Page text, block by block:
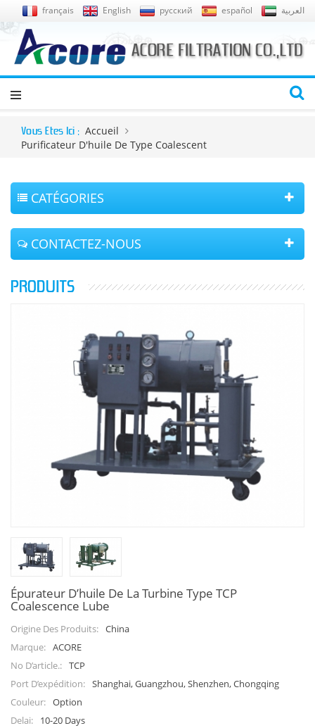
français English русский español العربية
Vous Êtes Ici : Accueil
Purificateur D'huile De Type Coalescent
CATÉGORIES
CONTACTEZ-NOUS
PRODUITS
Épurateur D’huile De La Turbine Type TCP
Coalescence Lube
Origine Des Produits: China
Marque: ACORE
No D’article.: TCP
Port D’expédition: Shanghai, Guangzhou, Shenzhen, Chongqing
Couleur: Option
Delai:
10-20 Days